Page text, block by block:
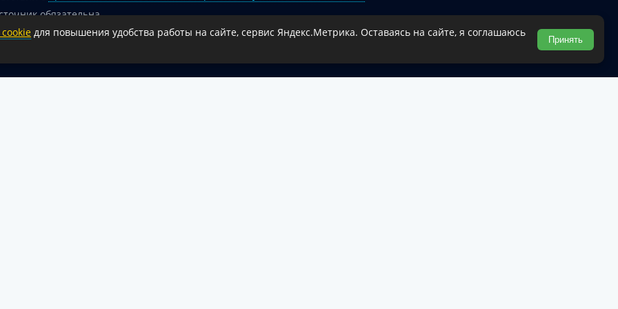
обязательна.
на официальный интернет-портал администрации Туапсинского муниципального округа.
для повышения удобства работы на сайте, сервис Яндекс.Метрика. Оставаясь на сайте, я соглашаюсь
Принять